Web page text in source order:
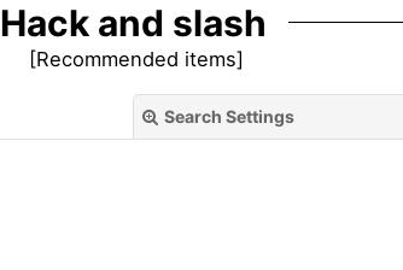
Hack and slash
[Recommended items]
Search Settings